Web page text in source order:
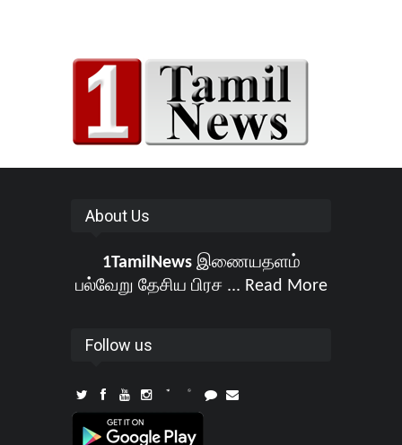
About Us
1TamilNewsஇணையதளம்
பல்வேறு தேசிய பிரச ... Read More
Follow us